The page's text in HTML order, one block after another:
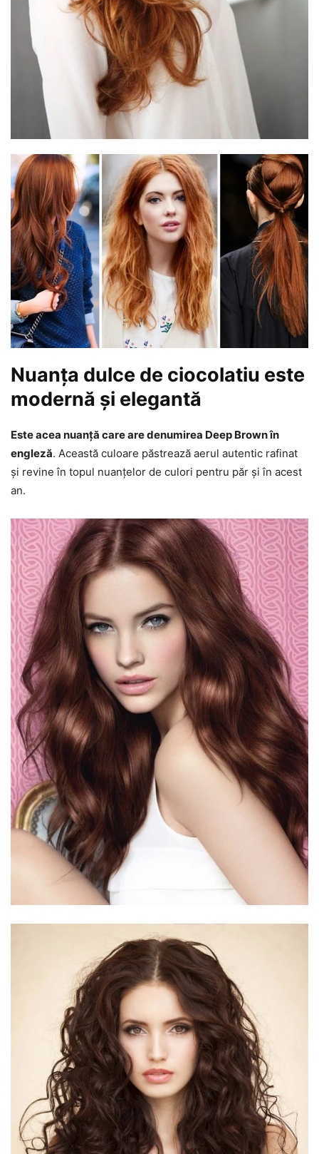
Nuanța dulce de ciocolatiu este
modernă și elegantă
Este acea nuanță care are denumirea Deep Brown în
engleză. Această culoare păstrează aerul autentic rafinat
și revine în topul nuanțelor de culori pentru păr și în acest
an.